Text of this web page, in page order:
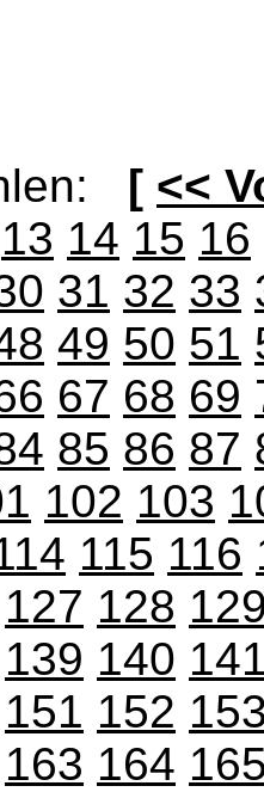
[ <<
13 14 15 16
31 32 33
49 50 51
67 68 69
85 86 87
102 103
115 116
127 128
139 140
151 152
163 164